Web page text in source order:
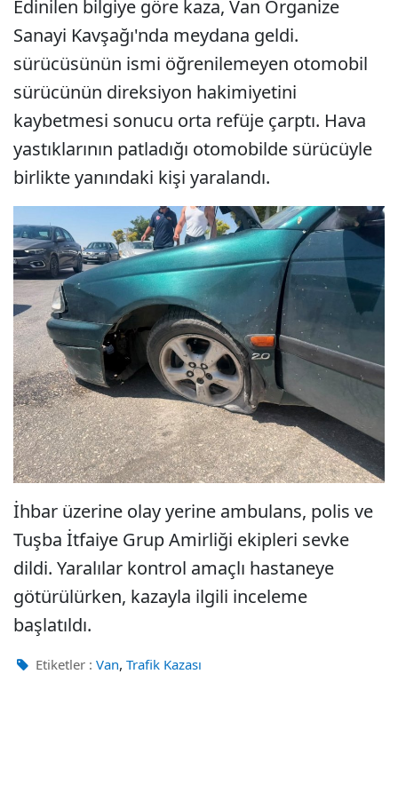
Edinilen bilgiye göre kaza, Van Organize
Sanayi Kavşağı'nda meydana geldi.
sürücüsünün ismi öğrenilemeyen otomobil
sürücünün direksiyon hakimiyetini
kaybetmesi sonucu orta refüje çarptı. Hava
yastıklarının patladığı otomobilde sürücüyle
birlikte yanındaki kişi yaralandı.
İhbar üzerine olay yerine ambulans, polis ve
Tuşba İtfaiye Grup Amirliği ekipleri sevke
dildi. Yaralılar kontrol amaçlı hastaneye
götürülürken, kazayla ilgili inceleme
başlatıldı.
Etiketler : Van, Trafik Kazası